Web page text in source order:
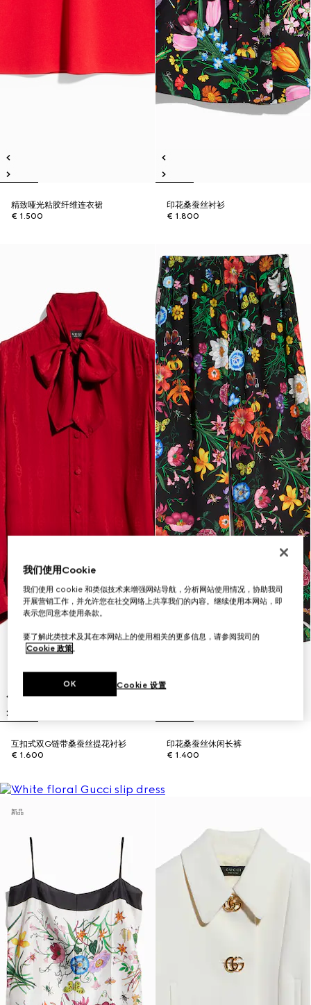
精致哑光粘胶纤维连衣裙
€ 1.500
印花桑蚕丝衬衫
€ 1.800
互扣式双G链带桑蚕丝提花衬衫
€ 1.600
印花桑蚕丝休闲长裤
€ 1.400
新品
我们使用Cookie
我们使用 cookie 和类似技术来增强网站导航，分析网站使用情况，协助我司
开展营销工作，并允许您在社交网络上共享我们的内容。继续使用本网站，即
表示您同意本使用条款。
要了解此类技术及其在本网站上的使用相关的更多信息，请参阅我司的
Cookie 政策。
Cookie 设置
OK